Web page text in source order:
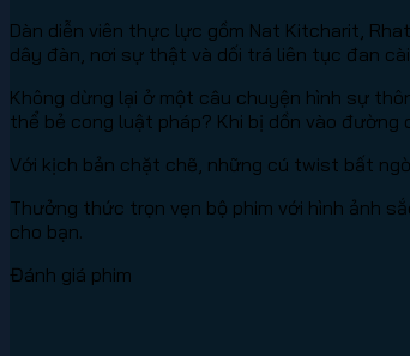
Dàn diễn viên thực lực gồm Nat Kitcharit,
dây đàn, nơi sự thật và dối trá liên tục đan
Không dừng lại ở một câu chuyện hình sự
thể bẻ cong luật pháp? Khi bị dồn vào
Với kịch bản chặt chẽ, những cú twist bất
Thưởng thức trọn vẹn bộ phim với hình ảnh
cho bạn.
Đánh giá phim